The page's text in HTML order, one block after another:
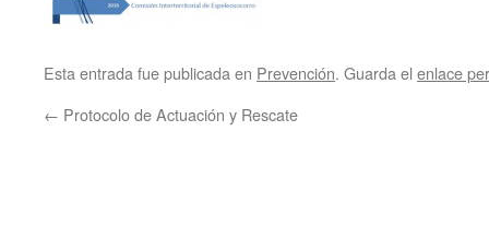
Esta entrada fue publicada en Prevención. Guarda el enlace
← Protocolo de Actuación y Rescate